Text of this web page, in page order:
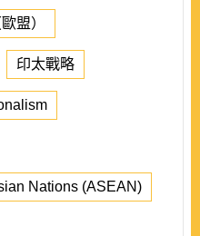
盟）
印太戰略
Nations (ASEAN)